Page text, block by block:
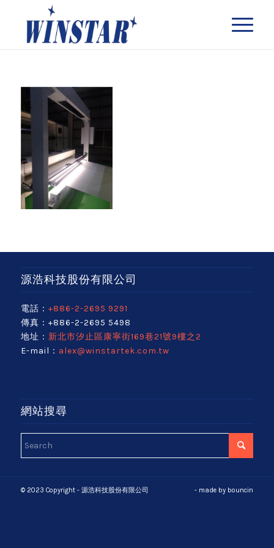
源浩科技股份有限公司
電話： +886-2-2695 9291
傳真：+886-2-2695 5498
地址： 新北市汐止區康寧街169巷21號9樓之2
E-mail： alex@winstartek.com.tw
網站搜尋
© 2023 Copyright - 源浩科技股份有限公司 - made by bouncin